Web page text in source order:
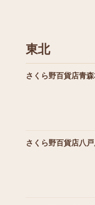
東北
さくら野百貨店青
さくら野百貨店八